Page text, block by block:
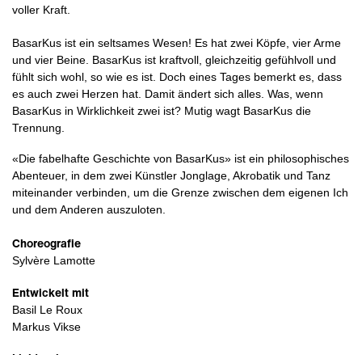
voller Kraft.
BasarKus ist ein seltsames Wesen! Es hat zwei Köpfe, vier Arme
und vier Beine. BasarKus ist kraftvoll, gleichzeitig gefühlvoll und
fühlt sich wohl, so wie es ist. Doch eines Tages bemerkt es, dass
es auch zwei Herzen hat. Damit ändert sich alles. Was, wenn
BasarKus in Wirklichkeit zwei ist? Mutig wagt BasarKus die
Trennung.
«Die fabelhafte Geschichte von BasarKus» ist ein philosophisches
Abenteuer, in dem zwei Künstler Jonglage, Akrobatik und Tanz
miteinander verbinden, um die Grenze zwischen dem eigenen Ich
und dem Anderen auszuloten.
Choreografie
Sylvère Lamotte
Entwickelt mit
Basil Le Roux
Markus Vikse